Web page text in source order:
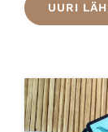
UURI